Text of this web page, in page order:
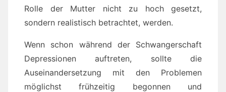
Rolle der Mutter nicht zu hoch gesetzt,
sondern realistisch betrachtet, werden.
Wenn schon während der Schwangerschaft
Depressionen auftreten, sollte die
Auseinandersetzung mit den Problemen
möglichst frühzeitig begonnen und